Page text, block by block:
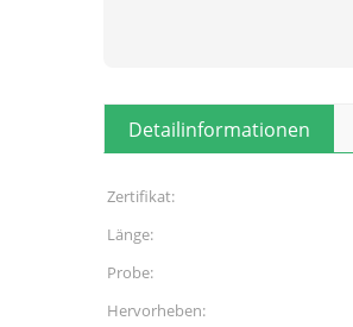
Detailinformationen
Zertifikat:
Länge:
Probe:
Hervorheben: